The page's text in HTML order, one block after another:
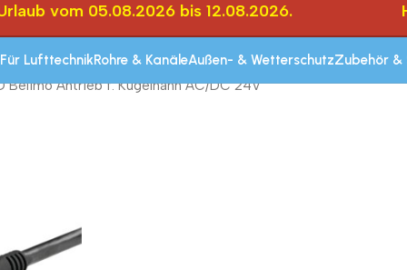
vom 05.08.2026 bis 12.08.2026.
LufttechnikRohre & KanäleAußen- & WetterschutzZubehör &
Belimo Antrieb f. Kugelhahn AC/DC 24V